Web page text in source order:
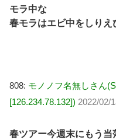
モラ中な
春モラはエビ中をしり
808: モノノフ名無しさん
[126.234.78.132]) 2022/02/
春ツアー今週末にもう